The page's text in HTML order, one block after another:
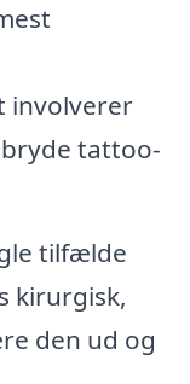
involverer
tattoo-
tilfælde
kirurgisk,
den ud og